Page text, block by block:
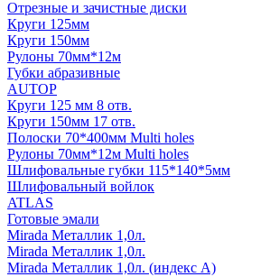
Отрезные и зачистные диски
Круги 125мм
Круги 150мм
Рулоны 70мм*12м
Губки абразивные
AUTOP
Круги 125 мм 8 отв.
Круги 150мм 17 отв.
Полоски 70*400мм Multi holes
Рулоны 70мм*12м Multi holes
Шлифовальные губки 115*140*5мм
Шлифовальный войлок
ATLAS
Готовые эмали
Mirada Металлик 1,0л.
Mirada Металлик 1,0л.
Mirada Металлик 1,0л. (индекс А)